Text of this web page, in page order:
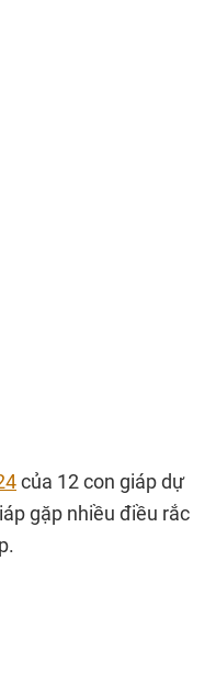
của 12 con giáp dự
gặp nhiều điều rắc